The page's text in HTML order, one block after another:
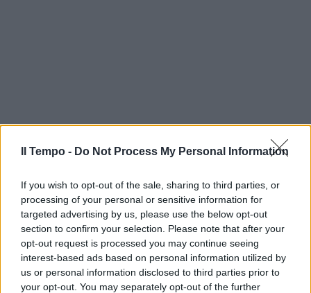
Il Tempo - Do Not Process My Personal Information
If you wish to opt-out of the sale, sharing to third parties, or
processing of your personal or sensitive information for
targeted advertising by us, please use the below opt-out
section to confirm your selection. Please note that after your
opt-out request is processed you may continue seeing
interest-based ads based on personal information utilized by
us or personal information disclosed to third parties prior to
your opt-out. You may separately opt-out of the further